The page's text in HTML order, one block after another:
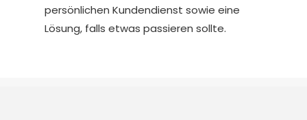
persönlichen Kundendienst sowie eine
Lösung, falls etwas passieren sollte.